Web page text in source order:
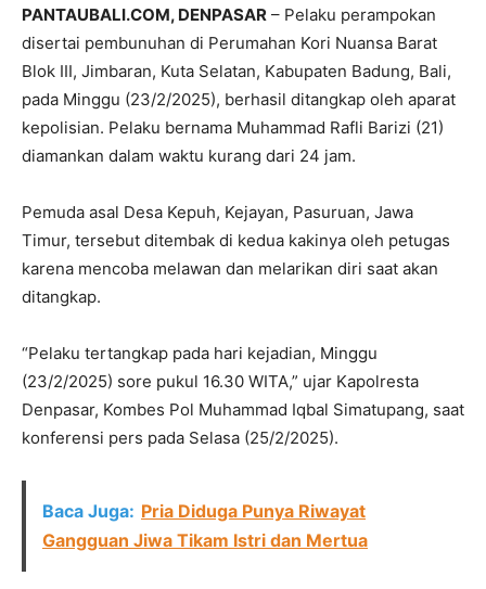
PANTAUBALI.COM, DENPASAR – Pelaku perampokan
disertai pembunuhan di Perumahan Kori Nuansa Barat
Blok III, Jimbaran, Kuta Selatan, Kabupaten Badung, Bali,
pada Minggu (23/2/2025), berhasil ditangkap oleh aparat
kepolisian. Pelaku bernama Muhammad Rafli Barizi (21)
diamankan dalam waktu kurang dari 24 jam.
Pemuda asal Desa Kepuh, Kejayan, Pasuruan, Jawa
Timur, tersebut ditembak di kedua kakinya oleh petugas
karena mencoba melawan dan melarikan diri saat akan
ditangkap.
“Pelaku tertangkap pada hari kejadian, Minggu
(23/2/2025) sore pukul 16.30 WITA,” ujar Kapolresta
Denpasar, Kombes Pol Muhammad Iqbal Simatupang, saat
konferensi pers pada Selasa (25/2/2025).
Baca Juga: Pria Diduga Punya Riwayat
Gangguan Jiwa Tikam Istri dan Mertua